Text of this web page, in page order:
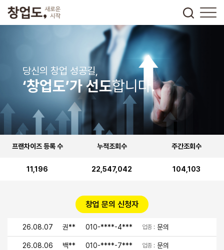
당신의 창업 성공길,
‘창업도’가 선도합니다.
프랜차이즈 등록 수 누적조회수 주간조회수
11,196 22,547,042 104,103
창업 문의 신청자
26.08.07 권** 010-****-4*** 업종 : 문의
26.08.06 백** 010-****-7*** 업종 : 문의